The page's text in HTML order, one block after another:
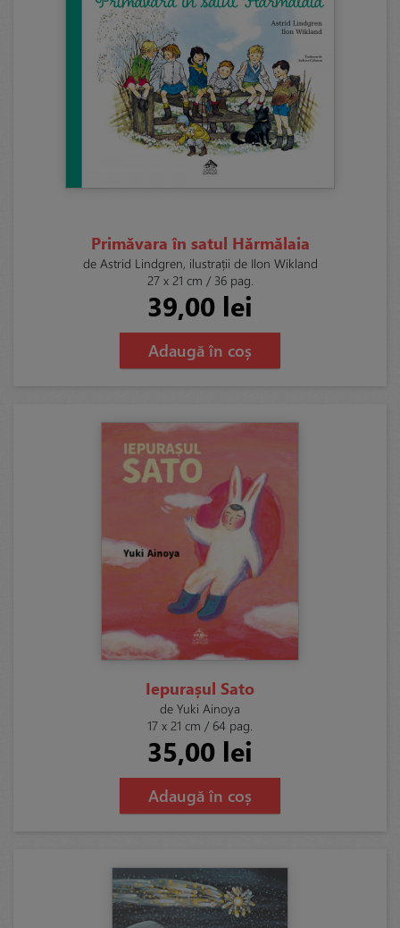
Primăvara în satul Hărmălaia
de Astrid Lindgren, ilustrații de Ilon Wikland
27 x 21 cm / 36 pag.
39,00 lei
Adaugă în coș
Iepurașul Sato
de Yuki Ainoya
17 x 21 cm / 64 pag.
35,00 lei
Adaugă în coș